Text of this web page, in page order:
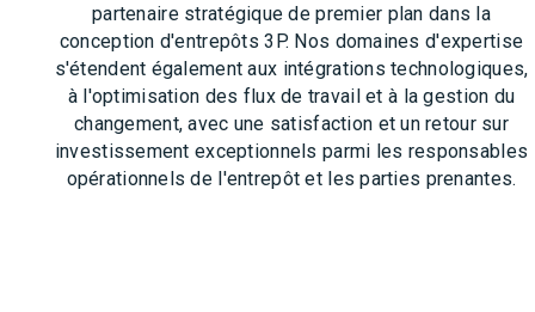
partenaire stratégique de premier plan dans la
conception d'entrepôts 3P. Nos domaines d'expertise
s'étendent également aux intégrations technologiques,
à l'optimisation des flux de travail et à la gestion du
changement, avec une satisfaction et un retour sur
investissement exceptionnels parmi les responsables
opérationnels de l'entrepôt et les parties prenantes.